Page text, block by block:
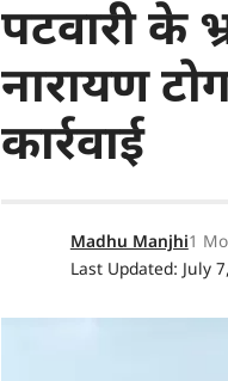
पटवारी के
नारायण
कार्रवाई
Last Updated: July
Madhu Manjhi1